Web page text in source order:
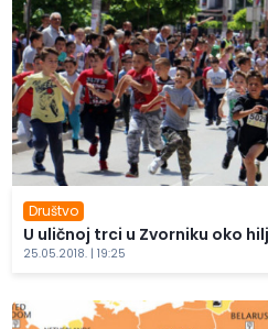
Društvo
U uličnoj trci u Zvorniku oko
25.05.2018. | 19:25